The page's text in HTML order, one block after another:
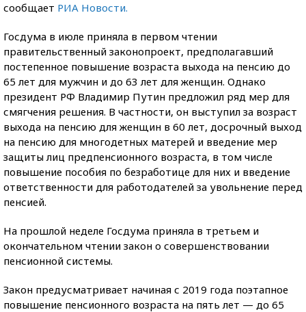
сообщает РИА Новости.
Госдума в июле приняла в первом чтении
правительственный законопроект, предполагавший
постепенное повышение возраста выхода на пенсию до
65 лет для мужчин и до 63 лет для женщин. Однако
президент РФ Владимир Путин предложил ряд мер для
смягчения решения. В частности, он выступил за возраст
выхода на пенсию для женщин в 60 лет, досрочный выход
на пенсию для многодетных матерей и введение мер
защиты лиц предпенсионного возраста, в том числе
повышение пособия по безработице для них и введение
ответственности для работодателей за увольнение перед
пенсией.
На прошлой неделе Госдума приняла в третьем и
окончательном чтении закон о совершенствовании
пенсионной системы.
Закон предусматривает начиная с 2019 года поэтапное
повышение пенсионного возраста на пять лет — до 65